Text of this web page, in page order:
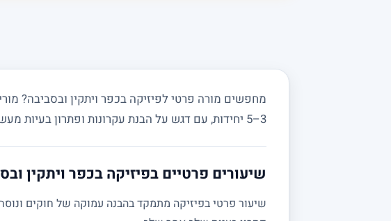
מחפשים מורה פרטי לפיזיקה בכפר ויתקין ובסביבה?
3–5 יחידות, עם דגש על הבנת עקרונות ופתרון בעיות מעשי.
שיעורים פרטיים בפיזיקה בכפר ויתקין
שיעור פרטי בפיזיקה מתמקד בהבנה עמוקה של חוקים